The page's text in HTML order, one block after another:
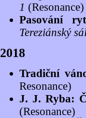
1 (Resonance)
Pasování
Tereziánský
2018
Tradiční
Resonance)
J. J. Ryba:
(Resonance)